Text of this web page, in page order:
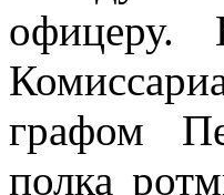
офицеру.
графом
полка